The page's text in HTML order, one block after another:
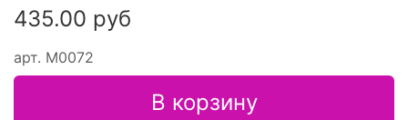
арт. М0072
435.00 руб
В корзину